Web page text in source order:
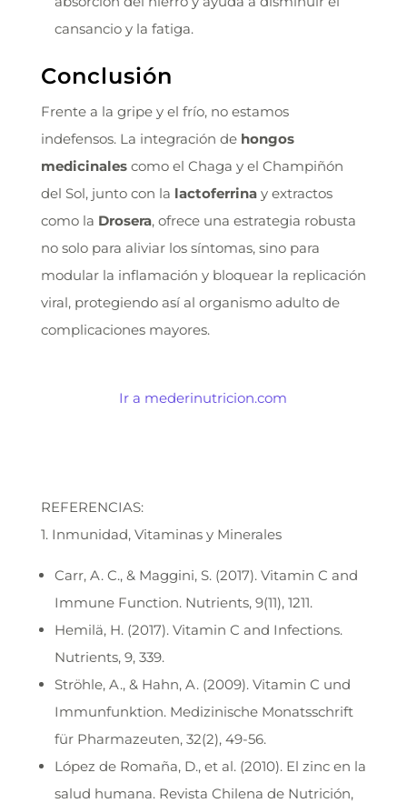
cansancio y la fatiga.
Conclusión
Frente a la gripe y el frío, no estamos
indefensos. La integración de hongos
medicinalescomo el Chaga y el Champiñón
del Sol, junto con la lactoferrinay extractos
como la Drosera, ofrece una estrategia robusta
no solo para aliviar los síntomas, sino para
modular la inflamación y bloquear la replicación
viral, protegiendo así al organismo adulto de
complicaciones mayores.
Ir a mederinutricion.com
REFERENCIAS:
1. Inmunidad, Vitaminas y Minerales
Carr, A. C., & Maggini, S. (2017). Vitamin C and
Immune Function. Nutrients, 9(11), 1211.
Hemilä, H. (2017). Vitamin C and Infections.
Nutrients, 9, 339.
Ströhle, A., & Hahn, A. (2009). Vitamin C und
Immunfunktion. Medizinische Monatsschrift
für Pharmazeuten, 32(2), 49-56.
López de Romaña, D., et al. (2010). El zinc en la
salud humana. Revista Chilena de Nutrición,